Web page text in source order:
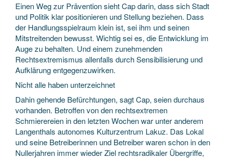
Einen Weg zur Prävention sieht Cap darin, dass sich Stadt
und Politik klar positionieren und Stellung beziehen. Dass
der Handlungsspielraum klein ist, sei ihm und seinen
Mitstreitenden bewusst. Wichtig sei es, die Entwicklung im
Auge zu behalten. Und einem zunehmenden
Rechtsextremismus allenfalls durch Sensibilisierung und
Aufklärung entgegenzuwirken.
Nicht alle haben unterzeichnet
Dahin gehende Befürchtungen, sagt Cap, seien durchaus
vorhanden. Betroffen von den rechtsextremen
Schmierereien in den letzten Wochen war unter anderem
Langenthals autonomes Kulturzentrum Lakuz. Das Lokal
und seine Betreiberinnen und Betreiber waren schon in den
Nullerjahren immer wieder Ziel rechtsradikaler Übergriffe,